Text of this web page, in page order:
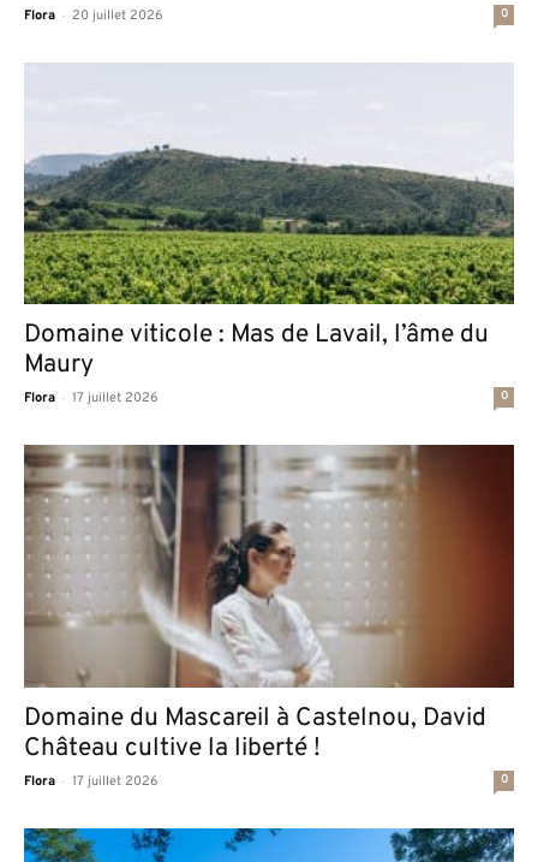
Flora - 20 juillet 2026 0
Domaine viticole : Mas de Lavail, l’âme du
Maury
Flora - 17 juillet 2026 0
Domaine du Mascareil à Castelnou, David
Château cultive la liberté !
Flora - 17 juillet 2026 0